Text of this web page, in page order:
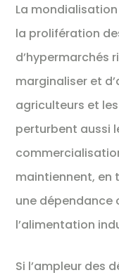
La
la prolifération
d’hypermarchés
marginaliser et
agriculteurs et
perturbent aussi
maintiennent, en
une
l’alimentation
Si l’ampleur des